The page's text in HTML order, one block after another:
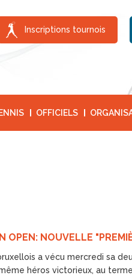
Inscriptions tournois
OFFICIELS
OPEN: NOUVELLE
a vécu mercredi sa
héros victorieux, au